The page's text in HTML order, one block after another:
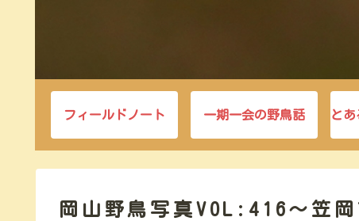
フィールドノート 一期一会の野鳥話 と
岡山野鳥写真VOL:416～笠